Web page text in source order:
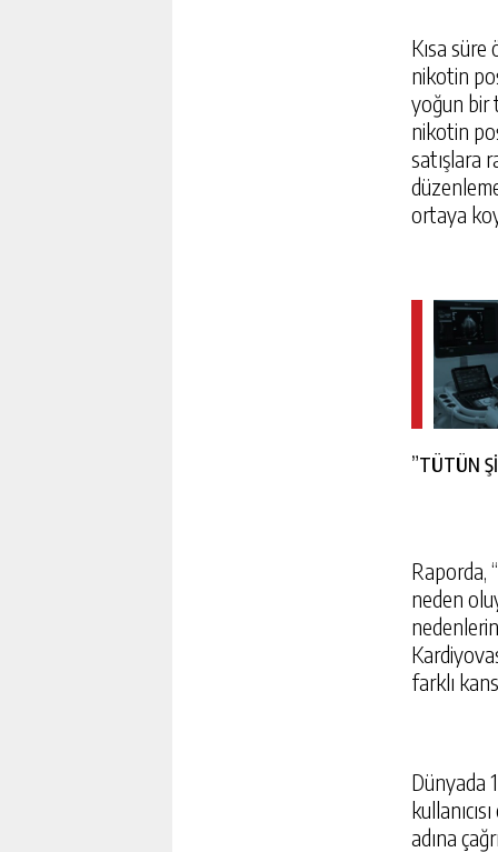
Kısa
nikotin
yoğun bir
nikotin
satışlara
ortaya
”TÜTÜN
Raporda,
neden
farklı
Dünyada
adına
GÜNLÜK HABER
SON DEPREMLER 08